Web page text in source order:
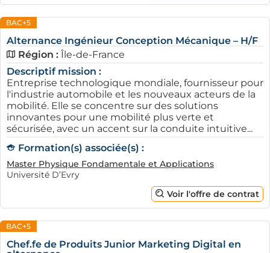
BAC+5
Alternance Ingénieur Conception Mécanique – H/F
Région : Île-de-France
Descriptif mission :
Entreprise technologique mondiale, fournisseur pour
l'industrie automobile et les nouveaux acteurs de la
mobilité. Elle se concentre sur des solutions
innovantes pour une mobilité plus verte et
sécurisée, avec un accent sur la conduite intuitive...
Formation(s) associée(s) :
Master Physique Fondamentale et Applications
Université D’Evry
Voir l'offre de contrat
BAC+5
Chef.fe de Produits Junior Marketing Digital en